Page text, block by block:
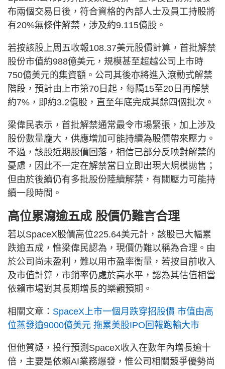
布兩個交易日後，符合資格的內部人士及員工持股將
有20%無條件解禁，涉及約9.115億股。
若按該股上周五收報108.37美元股價計算，首批解禁
股份市值約988億美元，規模甚至超越公司上市時
750億美元的集資額。公司其後亦將進入滾動式解禁
階段，預計由上市第70日起，每隔15至20日再解禁
約7%，即約3.2億股，直至年底完成其餘四個批次。
梁偉民表示，首批解禁通常最令市場緊張，加上涉及
股份數量龐大，供應增加可能持續為股價帶來壓力。
不過，該股近期股價回落，相信已部分反映對解禁的
憂慮，因此不一定在解禁當日立即出現大規模拋售；
但由於後續仍有多批股份陸續解禁，有關壓力可能持
續一段時間。
高位累瀉逾五成 股價仍難言合理
若以SpaceX股價高位225.64美元計，該股已大幅累
跌逾五成，惟梁偉民認為，現價仍難以稱為合理。由
於公司尚未盈利，難以用市盈率衡量，若按目前收入
及市值計算，市銷率仍處於高水平，認為其估值相當
依賴市場對其長期增長的樂觀預期。
相關文章： SpaceX上市一個月跌穿招股價 市值由高
位蒸發逾9000億美元 拖累美股IPO回報跑輸大市
但他質疑，投行預測SpaceX收入在數年內增長逾十
倍，主要是依賴AI業務爆發，惟公司相關競爭優勢尚